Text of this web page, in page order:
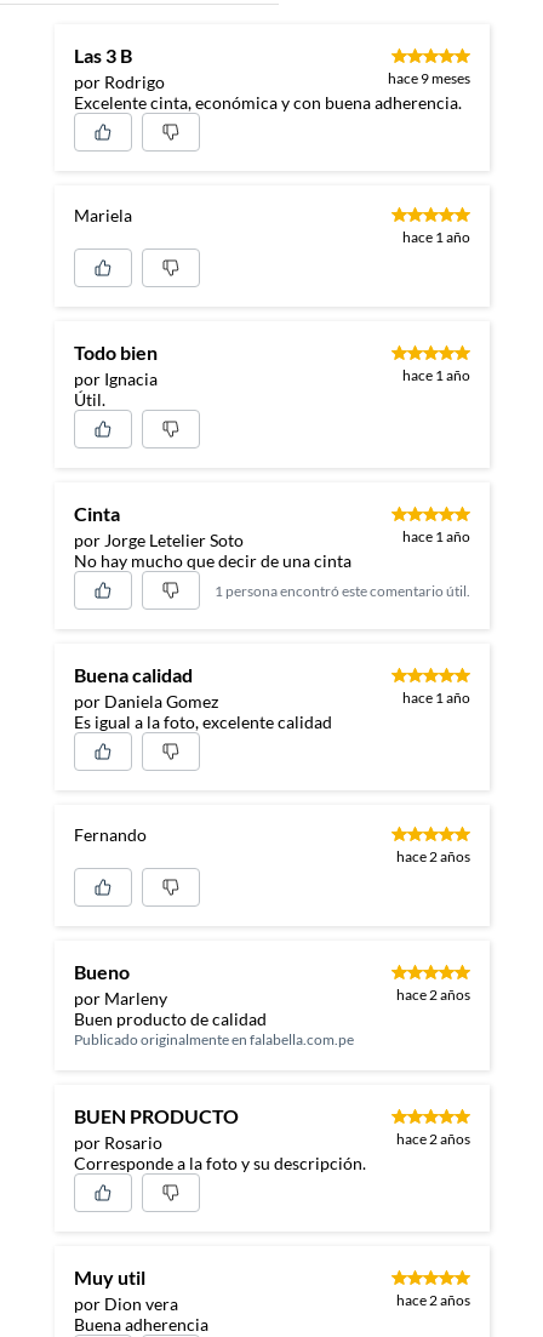
Las 3 B
por Rodrigo hace 9 meses
Excelente cinta, económica y con buena adherencia.
Mariela
hace 1 año
Todo bien
por Ignacia hace 1 año
Útil.
Cinta
por Jorge Letelier Soto hace 1 año
No hay mucho que decir de una cinta
1 persona encontró este comentario útil.
Buena calidad
por Daniela Gomez hace 1 año
Es igual a la foto, excelente calidad
Fernando
hace 2 años
Bueno
por Marleny hace 2 años
Buen producto de calidad
Publicado originalmente en falabella.com.pe
BUEN PRODUCTO
por Rosario hace 2 años
Corresponde a la foto y su descripción.
Muy util
por Dion vera hace 2 años
Buena adherencia